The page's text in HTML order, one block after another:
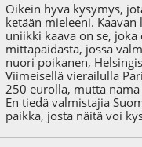
Oikein hyvä kysymys,
ketään mieleeni.
uniikki kaava on se,
mittapaidasta, jossa
nuori poikanen,
Viimeisellä vierailulla
250 eurolla, mutta
En tiedä valmistajia
paikka, josta näitä voi